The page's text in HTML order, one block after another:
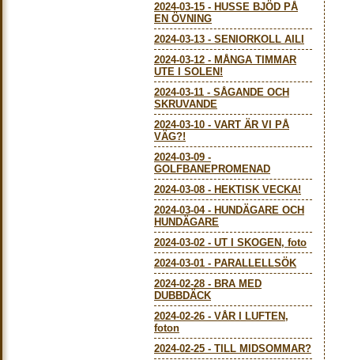
2024-03-15 - HUSSE BJÖD PÅ
EN ÖVNING
2024-03-13 - SENIORKOLL AILI
2024-03-12 - MÅNGA TIMMAR
UTE I SOLEN!
2024-03-11 - SÅGANDE OCH
SKRUVANDE
2024-03-10 - VART ÄR VI PÅ
VÄG?!
2024-03-09 -
GOLFBANEPROMENAD
2024-03-08 - HEKTISK VECKA!
2024-03-04- HUNDÄGARE OCH
HUNDÄGARE
2024-03-02 - UT I SKOGEN, foto
2024-03-01 - PARALLELLSÖK
2024-02-28 - BRA MED
DUBBDÄCK
2024-02-26 - VÅR I LUFTEN,
foton
2024-02-25 - TILL MIDSOMMAR?